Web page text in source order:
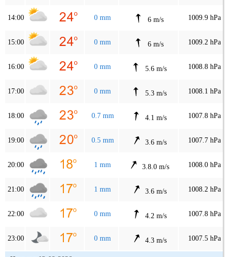
14:00 0 mm 6 m/s 1009.9 hPa
15:00 0 mm 6 m/s 1009.2 hPa
16:00 0 mm 5.6 m/s 1008.8 hPa
17:00 0 mm 5.3 m/s 1008.1 hPa
18:00 0.7 mm 4.1 m/s 1007.8 hPa
19:00 0.5 mm 3.6 m/s 1007.7 hPa
20:00 1 mm 3.8.0 m/s 1008.0 hPa
21:00 1 mm 3.6 m/s 1008.2 hPa
22:00 0 mm 4.2 m/s 1007.8 hPa
23:00 0 mm 4.3 m/s 1007.5 hPa